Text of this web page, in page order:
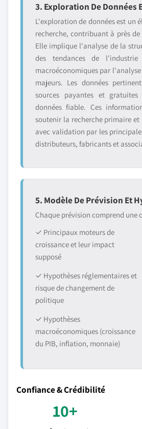
3. Exploration De Données
L'exploration de données est un
recherche, contribuant à près
Elle implique l'analyse de la
des tendances de
macroéconomiques par
majeurs. Les données
sources payantes et
données fiable. Ces
soutenir la recherche primaire
avec validation par les
distributeurs, fabricants et
5. Modèle De Prévision Et
Chaque prévision comprend
✓ Principaux moteurs de
croissance et leur impact
supposé
✓ Hypothèses réglementaires et
risque de changement de
politique
✓ Hypothèses
macroéconomiques (croissance
du PIB, inflation, monnaie)
Confiance & Crédibilité
10+